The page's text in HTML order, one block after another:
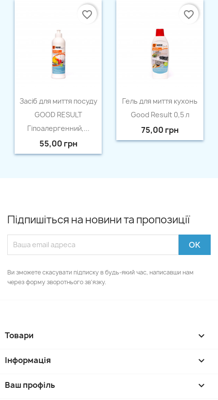
 Швидкий перегляд
Засіб для миття посуду
GOOD RESULT
Гіпоалергенний,...
55,00 грн
favorite_border

Гель для миття кухонь
Good Result 0,5 л
75,00 грн
favorite_border
Підпишіться на новини та пропозиції
Ви зможете скасувати підписку в будь-який час, написавши нам
через форму зворотнього зв'язку.
Товари 
Інформація 
Ваш профіль 